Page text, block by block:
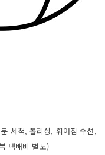
세척, 폴리싱, 휘어짐 수선,
택배비 별도)